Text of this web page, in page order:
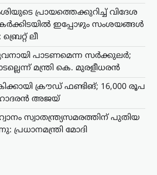
പ്രായത്തെക്കുറിച്ച് വിദേശ
ഇപ്പോഴും സംശയങ്ങൾ
ലീ
പാടണമെന്ന സർക്കുലർ;
മന്ത്രി കെ. മുരളീധരൻ
ക്രൗഡ് ഫണ്ടിങ്; 16,000 രൂപ
അജയ്
സ്വാതന്ത്ര്യസമരത്തിന് പുതിയ
മോദി